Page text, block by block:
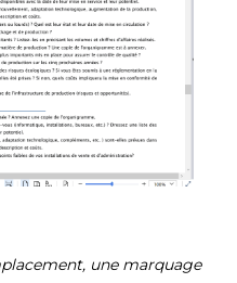
une marquage